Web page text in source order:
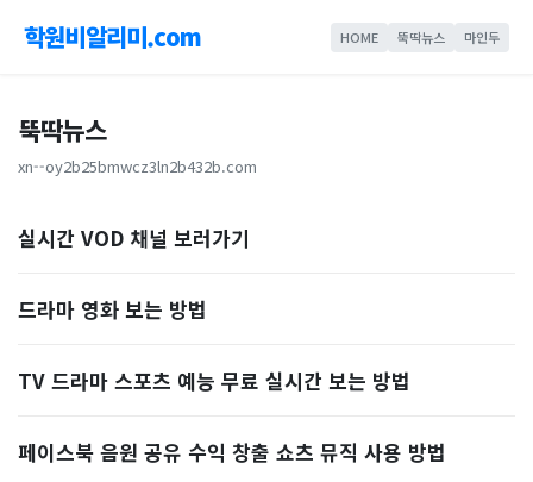
학원비알리미.com HOME 뚝딱뉴스 마인두
뚝딱뉴스
xn--oy2b25bmwcz3ln2b432b.com
실시간 VOD 채널 보러가기
드라마 영화 보는 방법
TV 드라마 스포츠 예능 무료 실시간 보는 방법
페이스북 음원 공유 수익 창출 쇼츠 뮤직 사용 방법